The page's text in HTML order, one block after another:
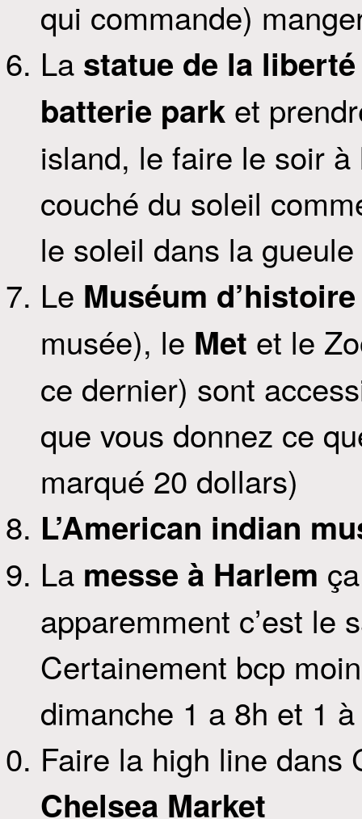
qui commande)
La statue de la liberté
batterie park et
island, le faire le soir
couché du soleil
le soleil dans la
Le Muséum
musée), le Met et le
ce dernier) sont
que vous donnez ce
marqué 20 dollars)
L’American indian
La messe à Harlem
apparemment c’est le
Certainement bcp
dimanche 1 a 8h et 1
Faire la high line dans
Chelsea Market